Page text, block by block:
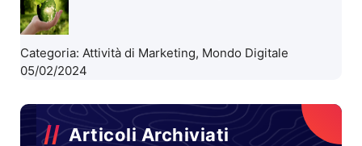
Categoria: Attività di Marketing, Mondo Digitale
05/02/2024
Articoli Archiviati